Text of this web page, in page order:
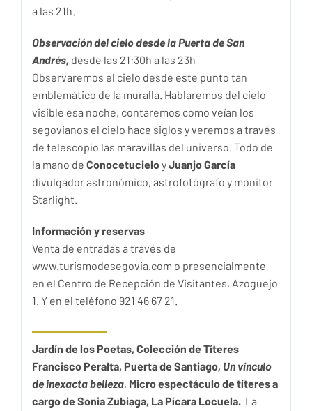
a las 21h.
Observación del cielo desde la Puerta de San
Andrés, desde las 21:30h a las 23h
Observaremos el cielo desde este punto tan
emblemático de la muralla. Hablaremos del cielo
visible esa noche, contaremos como veían los
segovianos el cielo hace siglos y veremos a través
de telescopio las maravillas del universo. Todo de
la mano de ConocetucieloyJuanjo García
divulgador astronómico, astrofotógrafo y monitor
Starlight.
Información y reservas
Venta de entradas a través de
www.turismodesegovia.com o presencialmente
en el Centro de Recepción de Visitantes, Azoguejo
1. Y en el teléfono 921 46 67 21.
Jardín de los Poetas, Colección de Títeres
Francisco Peralta, Puerta de Santiago, Un vínculo
de inexacta belleza. Micro espectáculo de títeres a
cargo deSonia Zubiaga, La Pícara Locuela. La